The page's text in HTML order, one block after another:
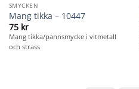
SMYCKEN
Mang tikka – 10447
75 kr
Mang tikka/pannsmycke i vitmetall
och strass